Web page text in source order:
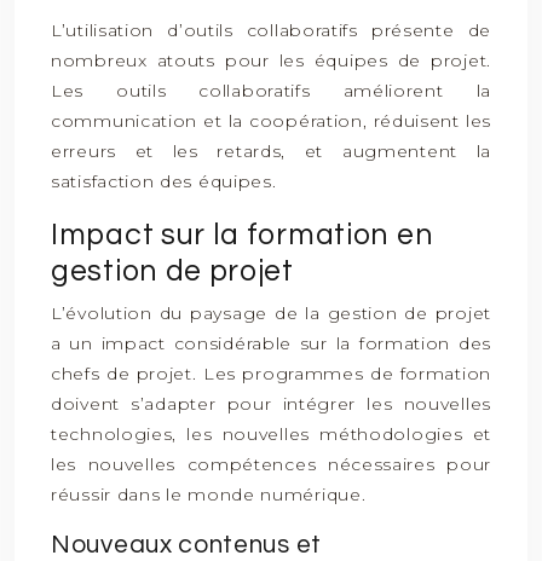
L’utilisation d’outils collaboratifs présente de
nombreux atouts pour les équipes de projet.
Les outils collaboratifs améliorent la
communication et la coopération, réduisent les
erreurs et les retards, et augmentent la
satisfaction des équipes.
Impact sur la formation en
gestion de projet
L’évolution du paysage de la gestion de projet
a un impact considérable sur la formation des
chefs de projet. Les programmes de formation
doivent s’adapter pour intégrer les nouvelles
technologies, les nouvelles méthodologies et
les nouvelles compétences nécessaires pour
réussir dans le monde numérique.
Nouveaux contenus et